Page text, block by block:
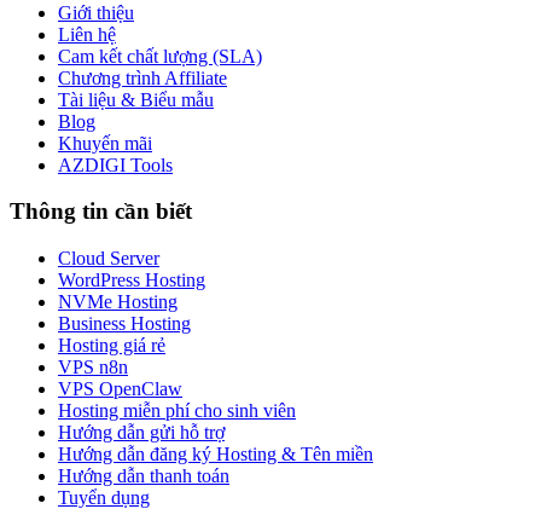
Giới thiệu
Liên hệ
Cam kết chất lượng (SLA)
Chương trình Affiliate
Tài liệu & Biểu mẫu
Blog
Khuyến mãi
AZDIGI Tools
Thông tin cần biết
Cloud Server
WordPress Hosting
NVMe Hosting
Business Hosting
Hosting giá rẻ
VPS n8n
VPS OpenClaw
Hosting miễn phí cho sinh viên
Hướng dẫn gửi hỗ trợ
Hướng dẫn đăng ký Hosting & Tên miền
Hướng dẫn thanh toán
Tuyển dụng